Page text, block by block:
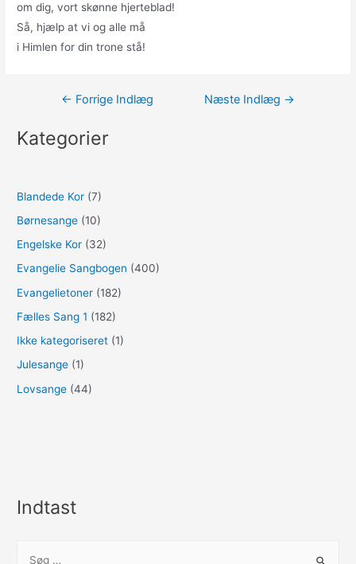
om dig, vort skønne hjerteblad!
Så, hjælp at vi og alle må
i Himlen for din trone stå!
Indlægsnavigation
← Forrige Indlæg Næste Indlæg →
Kategorier
Blandede Kor (7)
Børnesange (10)
Engelske Kor (32)
Evangelie Sangbogen (400)
Evangelietoner (182)
Fælles Sang 1 (182)
Ikke kategoriseret (1)
Julesange (1)
Lovsange (44)
Indtast